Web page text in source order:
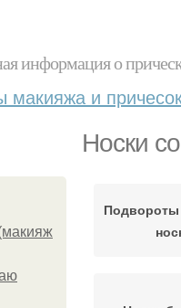
информация о
макияжа и
Носки